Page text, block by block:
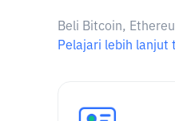
Beli Bitcoin,
Pelajari lebih lanjut